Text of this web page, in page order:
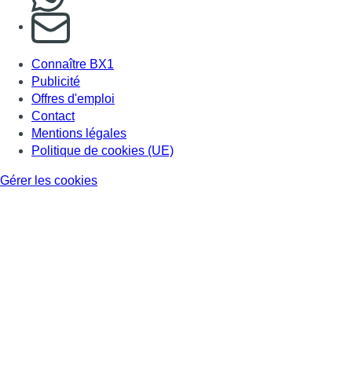
S'abonner à notre newsletter
Connaître BX1
Publicité
Offres d'emploi
Contact
Mentions légales
Politique de cookies (UE)
Gérer les cookies